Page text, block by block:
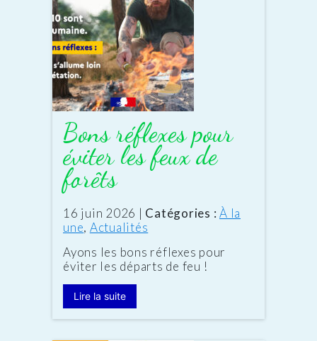
Bons réflexes pour
éviter les feux de
forêts
Date
:
16 juin 2026 | Catégories : À la
une, Actualités
Ayons les bons réflexes pour
éviter les départs de feu !
Lire la suite